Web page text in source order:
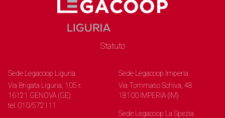
Statuto
Sede Legacoop Liguria
Via Brigata Liguria, 105 r.
16121 GENOVA (GE)
tel: 010/572111
Sede Legacoop Imperia
Via Tommaso Schiva, 48
18100 IMPERIA (IM)
Sede Legacoop La Spezia